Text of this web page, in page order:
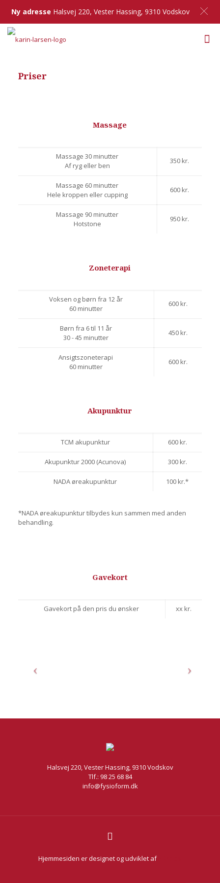
Priser
Massage
Massage 30 minutter
Af ryg eller ben
350 kr.
Massage 60 minutter
Hele kroppen eller cupping
600 kr.
Massage 90 minutter
Hotstone
950 kr.
Zoneterapi
Voksen og børn fra 12 år
60 minutter
600 kr.
Børn fra 6 til 11 år
30 - 45 minutter
450 kr.
Ansigtszoneterapi
60 minutter
600 kr.
Akupunktur
TCM akupunktur 600 kr.
Akupunktur 2000 (Acunova) 300 kr.
NADA øreakupunktur 100 kr.*
*NADA øreakupunktur tilbydes kun sammen med anden
behandling.
Gavekort
Gavekort på den pris du ønsker xx kr.
Halsvej 220, Vester Hassing, 9310 Vodskov
Tlf.: 98 25 68 84
info@fysioform.dk
Hjemmesiden er designet og udviklet af
Ny adresse Halsvej 220, Vester Hassing, 9310 Vodskov